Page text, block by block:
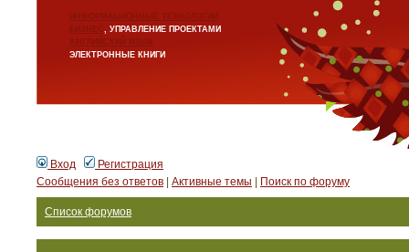
ИНФОРМАЦИОННЫЕ ТЕХНОЛОГИИ
БИЗНЕС, УПРАВЛЕНИЕ ПРОЕКТАМИ
АНГЛИЙСКИЙ ЯЗЫК
ЭЛЕКТРОННЫЕ КНИГИ
Вход
Регистрация
Сообщения без ответов
Активные темы Поиск по форуму
Список форумов